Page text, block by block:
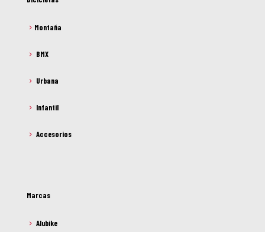
Montaña
BMX
Urbana
Infantil
Accesorios
Marcas
Alubike